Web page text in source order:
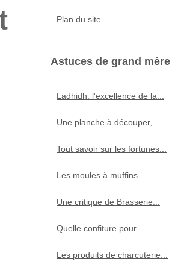
Plan du site
Astuces de grand mère
Ladhidh: l'excellence de la...
Une planche à découper,...
Tout savoir sur les fortunes...
Les moules à muffins...
Une critique de Brasserie...
Quelle confiture pour...
Les produits de charcuterie...